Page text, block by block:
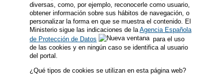
diversas, como, por ejemplo, reconocerle como usuario,
obtener información sobre sus hábitos de navegación, o
personalizar la forma en que se muestra el contenido. El
Ministerio sigue las indicaciones de la Agencia Española
de Protección de Datos
para el uso
de las cookies y en ningún caso se identifica al usuario
del portal.
¿Qué tipos de cookies se utilizan en esta página web?